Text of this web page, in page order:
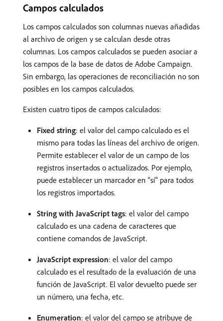
Campos calculados
Los campos calculados son columnas nuevas añadidas
al archivo de origen y se calculan desde otras
columnas. Los campos calculados se pueden asociar a
los campos de la base de datos de Adobe Campaign.
Sin embargo, las operaciones de reconciliación no son
posibles en los campos calculados.
Existen cuatro tipos de campos calculados:
Fixed string: el valor del campo calculado es el
mismo para todas las líneas del archivo de origen.
Permite establecer el valor de un campo de los
registros insertados o actualizados. Por ejemplo,
puede establecer un marcador en “sí” para todos
los registros importados.
String with JavaScript tags: el valor del campo
calculado es una cadena de caracteres que
contiene comandos de JavaScript.
JavaScript expression: el valor del campo
calculado es el resultado de la evaluación de una
función de JavaScript. El valor devuelto puede ser
un número, una fecha, etc.
Enumeration: el valor del campo se atribuye de